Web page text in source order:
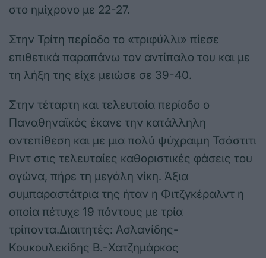
στο ημίχρονο με 22-27.
Στην Τρίτη περίοδο το «τριφύλλι» πίεσε
επιθετικά παραπάνω τον αντίπαλο του και με
τη λήξη της είχε μειώσε σε 39-40.
Στην τέταρτη και τελευταία περίοδο ο
Παναθηναϊκός έκανε την κατάλληλη
αντεπίθεση και με μια πολύ ψύχραιμη Τσάστιτι
Ριντ στις τελευταίες καθοριστικές φάσεις του
αγώνα, πήρε τη μεγάλη νίκη. Άξια
συμπαραστάτρια της ήταν η Φιτζγκέραλντ η
οποία πέτυχε 19 πόντους με τρία
τρίποντα.Διαιτητές: Ασλανίδης-
Κουκουλεκίδης Β.-Χατζημάρκος